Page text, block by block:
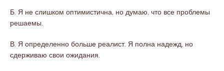
Б. Я не слишком оптимистична, но думаю, что все проблемы
решаемы.
В. Я определенно больше реалист. Я полна надежд, но
сдерживаю свои ожидания.